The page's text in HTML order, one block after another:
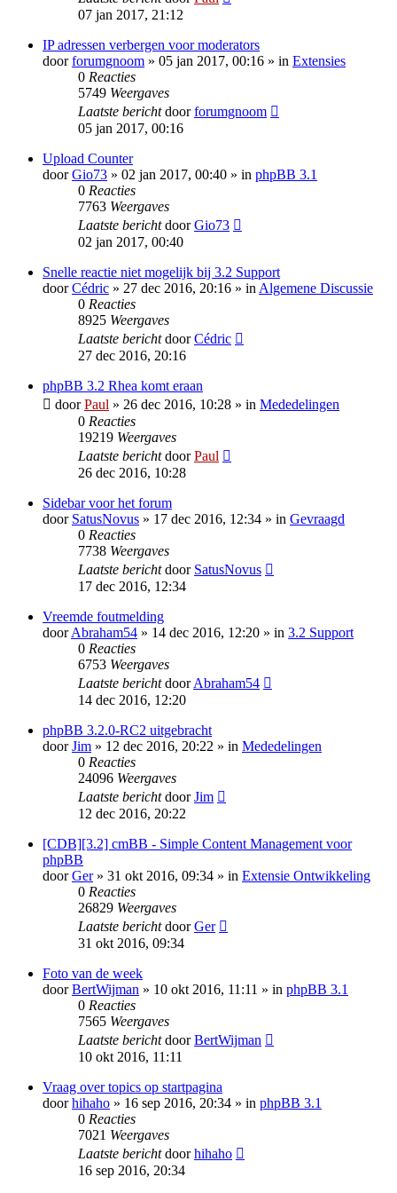
07 jan 2017, 21:12
IP adressen verbergen voor moderators
doorforumgnoom » 05 jan 2017, 00:16 » in Extensies
0 Reacties
5749 Weergaves
Laatste berichtdoorforumgnoom
05 jan 2017, 00:16
Upload Counter
doorGio73 » 02 jan 2017, 00:40 » in phpBB 3.1
0 Reacties
7763 Weergaves
Laatste berichtdoorGio73
02 jan 2017, 00:40
Snelle reactie niet mogelijk bij 3.2 Support
doorCédric » 27 dec 2016, 20:16 » inAlgemene Discussie
0 Reacties
8925 Weergaves
Laatste berichtdoorCédric
27 dec 2016, 20:16
phpBB 3.2 Rhea komt eraan
doorPaul » 26 dec 2016, 10:28 » in Mededelingen
0 Reacties
19219 Weergaves
Laatste berichtdoorPaul
26 dec 2016, 10:28
Sidebar voor het forum
door SatusNovus » 17 dec 2016, 12:34 » in Gevraagd
0 Reacties
7738 Weergaves
Laatste berichtdoor SatusNovus
17 dec 2016, 12:34
Vreemde foutmelding
doorAbraham54 » 14 dec 2016, 12:20 » in 3.2 Support
0 Reacties
6753 Weergaves
Laatste berichtdoorAbraham54
14 dec 2016, 12:20
phpBB 3.2.0-RC2 uitgebracht
doorJim » 12 dec 2016, 20:22 » in Mededelingen
0 Reacties
24096 Weergaves
Laatste berichtdoorJim
12 dec 2016, 20:22
[CDB][3.2] cmBB - Simple Content Management voor
phpBB
doorGer» 31 okt 2016, 09:34 » in Extensie Ontwikkeling
0 Reacties
26829 Weergaves
Laatste berichtdoorGer
31 okt 2016, 09:34
Foto van de week
doorBertWijman » 10 okt 2016, 11:11 » in phpBB 3.1
0 Reacties
7565 Weergaves
Laatste berichtdoorBertWijman
10 okt 2016, 11:11
Vraag over topics op startpagina
doorhihaho » 16 sep 2016, 20:34 » in phpBB 3.1
0 Reacties
7021 Weergaves
Laatste berichtdoorhihaho
16 sep 2016, 20:34